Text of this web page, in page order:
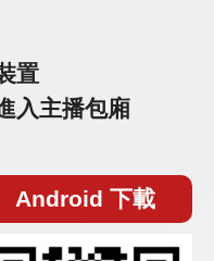
置
入主播包廂
Android 下載